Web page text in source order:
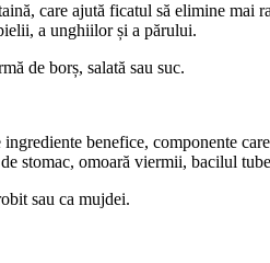
care ajută ficatul să elimine
a unghiilor și a părului.
de borș, salată sau suc.
benefice, componente
stomac, omoară viermii, bacilul
sau ca mujdei.